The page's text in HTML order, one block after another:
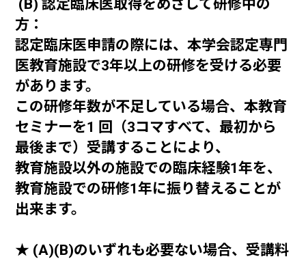
(B) 認定臨床医取得をめざして研修中の
方：
認定臨床医申請の際には、本学会認定専門
医教育施設で3年以上の研修を受ける必要
があります。
この研修年数が不足している場合、本教育
セミナーを1 回（3コマすべて、最初から
最後まで）受講することにより、
教育施設以外の施設での臨床経験1年を、
教育施設での研修1年に振り替えることが
出来ます。
★ (A)(B)のいずれも必要ない場合、受講料